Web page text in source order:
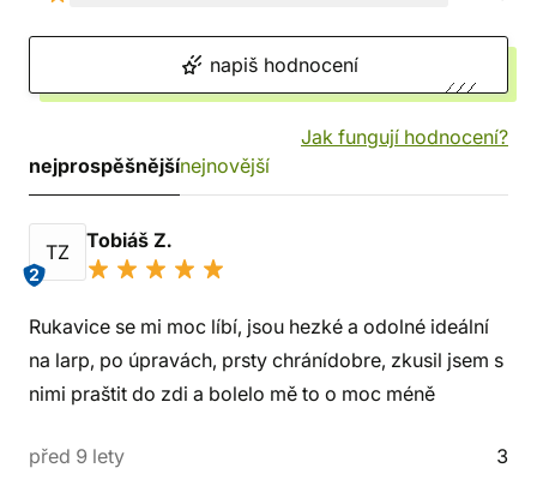
napiš hodnocení
Jak fungují hodnocení?
nejprospěšnějšínejnovější
TZ
2
Tobiáš Z.
Rukavice se mi moc líbí, jsou hezké a odolné ideální
na larp, po úpravách, prsty chránídobre, zkusil jsem s
nimi praštit do zdi a bolelo mě to o moc méně
před 9 lety 3